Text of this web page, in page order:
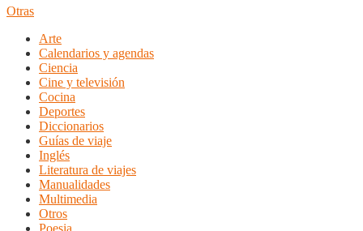
Otras
Arte
Calendarios y agendas
Ciencia
Cine y televisión
Cocina
Deportes
Diccionarios
Guías de viaje
Inglés
Literatura de viajes
Manualidades
Multimedia
Otros
Poesia